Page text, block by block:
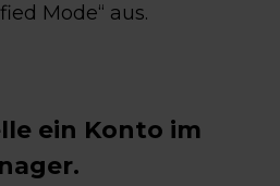
Mode“ aus.
ein Konto im